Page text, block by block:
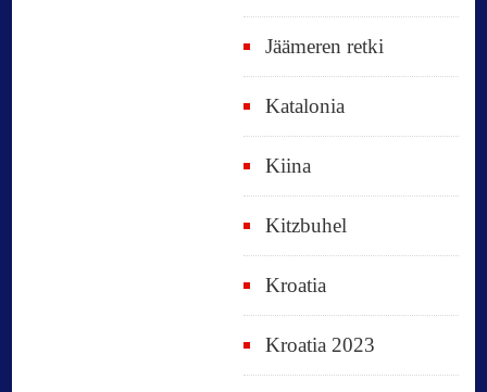
Jäämeren retki
Katalonia
Kiina
Kitzbuhel
Kroatia
Kroatia 2023